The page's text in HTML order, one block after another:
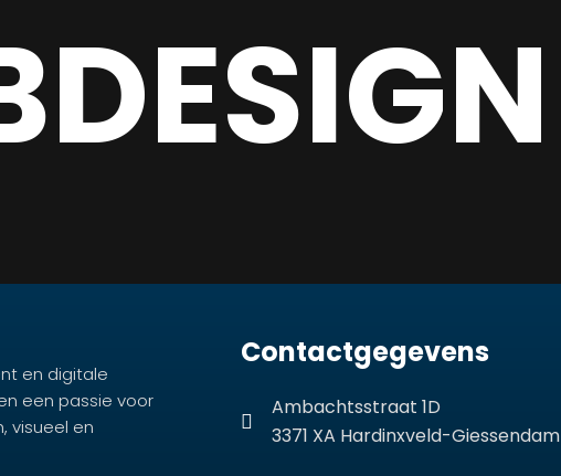
en digitale
een passie voor
visueel en
Contactgegevens
Ambachtsstraat 1D
3371 XA Hardinxveld-Giessendam